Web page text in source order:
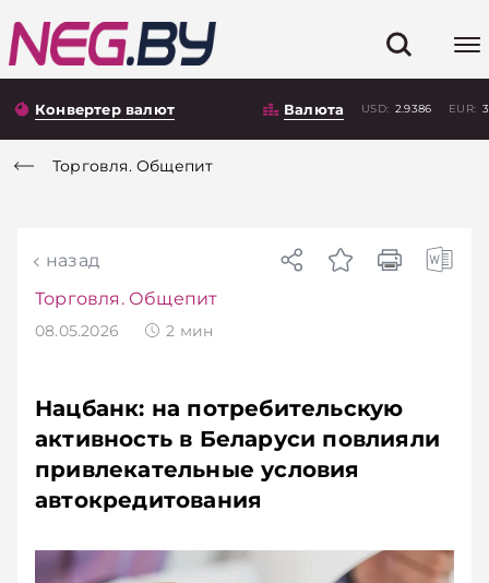
Конвертер валют Валюта USD: 2.9386 EUR:
Торговля. Общепит
назад
Торговля. Общепит
08.05.2026 2 мин
Нацбанк: на потребительскую
активность в Беларуси повлияли
привлекательные условия
автокредитования